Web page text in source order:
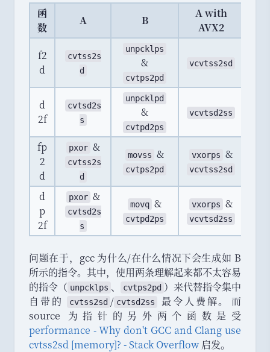
函
数
A B
A with
AVX2
f2
d
cvtss2s
d
unpcklps
&
cvtps2pd
vcvtss2sd
d
2f
cvtsd2s
s
unpcklpd
&
cvtpd2ps
vcvtsd2ss
fp
2
d
pxor &
cvtss2s
d
movss &
cvtps2pd
vxorps &
vcvtss2sd
d
p
2f
pxor &
cvtsd2s
s
movq &
cvtpd2ps
vxorps &
vcvtsd2ss
问题在于，
gcc 为什么/在什么情况下会生成如 B
所示的指令。 其中， 使用两条理解起来都不太容易
的指令 （ unpcklps 、 cvtps2pd ） 来代替指令集中
自带的
cvtss2sd / cvtsd2ss 最令人费解。
而
source 为指针的另外两个函数是受
performance - Why don't GCC and Clang use
cvtss2sd [memory]? - Stack Overflow 启发。